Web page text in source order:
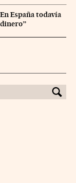
España todavía